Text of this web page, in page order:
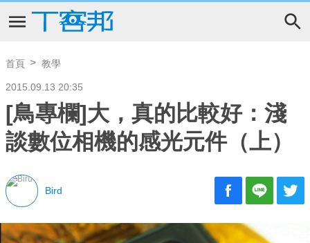
首頁 教學
2015.09.13 20:35
[鳥專欄]大，真的比較好：淺
談數位相機的感光元件（上）
Bird